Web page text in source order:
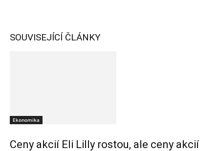
SOUVISEJÍCÍ ČLÁNKY
Ekonomika
Ceny akcií Eli Lilly rostou, ale ceny akcií